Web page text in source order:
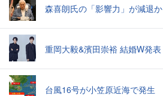
森喜朗氏の「影響力」が減退か
重岡大毅&濱田崇裕 結婚W発表
台風16号が小笠原近海で発生